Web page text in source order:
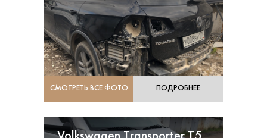
СМОТРЕТЬ ВСЕ ФОТО ПОДРОБНЕЕ